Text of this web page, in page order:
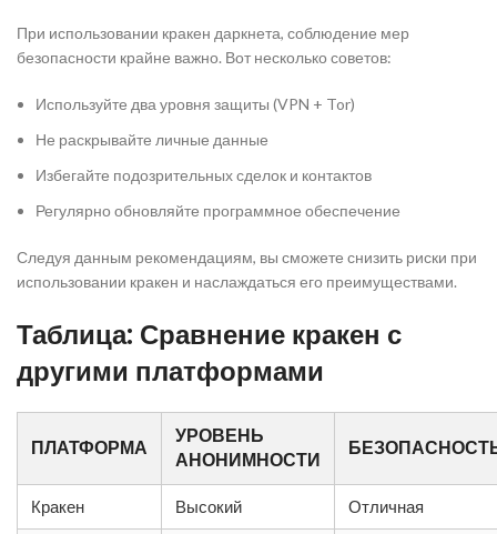
При использовании кракен даркнета, соблюдение мер
безопасности крайне важно. Вот несколько советов:
Используйте два уровня защиты (VPN + Tor)
Не раскрывайте личные данные
Избегайте подозрительных сделок и контактов
Регулярно обновляйте программное обеспечение
Следуя данным рекомендациям, вы сможете снизить риски при
использовании кракен и наслаждаться его преимуществами.
Таблица: Сравнение кракен с
другими платформами
ПЛАТФОРМА
УРОВЕНЬ
АНОНИМНОСТИ
Кракен Высокий Отличная